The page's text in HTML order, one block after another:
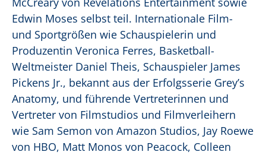
Edwin Moses selbst teil. Internationale Film-
und Sportgrößen wie Schauspielerin und
Produzentin Veronica Ferres, Basketball-
Weltmeister Daniel Theis, Schauspieler James
Pickens Jr., bekannt aus der Erfolgsserie Grey’s
Anatomy, und führende Vertreterinnen und
Vertreter von Filmstudios und Filmverleihern
wie Sam Semon von Amazon Studios, Jay Roewe
von HBO, Matt Monos von Peacock, Colleen